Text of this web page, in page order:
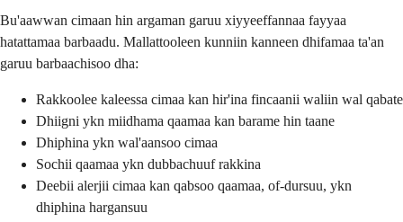
Bu'aawwan cimaan hin argaman garuu xiyyeeffannaa fayyaa
hatattamaa barbaadu. Mallattooleen kunniin kanneen dhifamaa ta'an
garuu barbaachisoo dha:
Rakkoolee kaleessa cimaa kan hir'ina fincaanii waliin wal qabate
Dhiigni ykn miidhama qaamaa kan barame hin taane
Dhiphina ykn wal'aansoo cimaa
Sochii qaamaa ykn dubbachuuf rakkina
Deebii alerjii cimaa kan qabsoo qaamaa, of-dursuu, ykn
dhiphina hargansuu